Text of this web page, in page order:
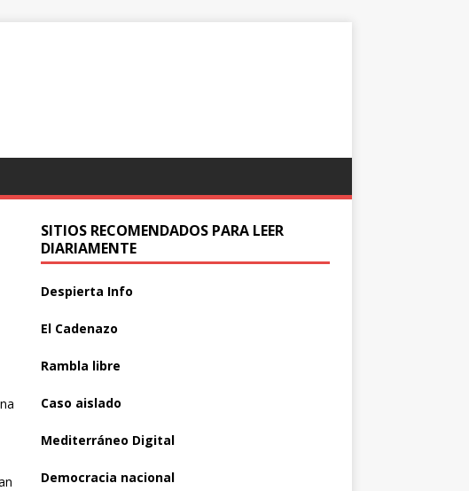
SITIOS RECOMENDADOS PARA LEER
DIARIAMENTE
Despierta Info
El Cadenazo
Rambla libre
Caso aislado
Mediterráneo Digital
Democracia nacional